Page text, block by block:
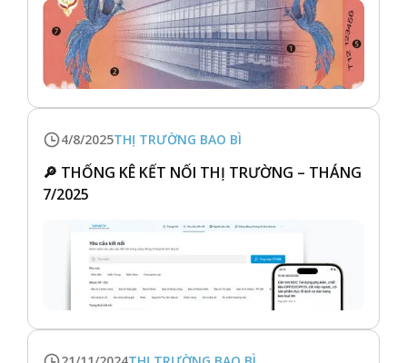
4/8/2025THỊ TRƯỜNG BAO BÌ
🔎 THỐNG KÊ KẾT NỐI THỊ TRƯỜNG – THÁNG
7/2025